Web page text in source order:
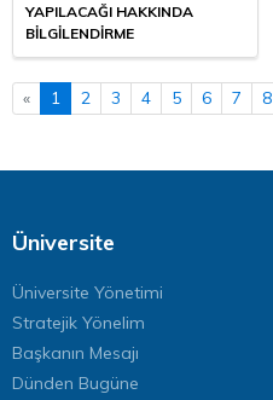
YAPILACAĞI HAKKINDA
BİLGİLENDİRME
« 1 2 3 4 5 6 7 8
Üniversite
Üniversite Yönetimi
Stratejik Yönelim
Başkanın Mesajı
Dünden Bugüne